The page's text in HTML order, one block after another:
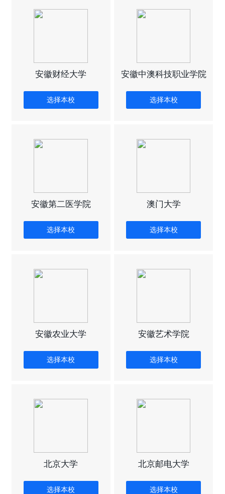
安徽财经大学
选择本校
安徽中澳科技职业学院
选择本校
安徽第二医学院
选择本校
澳门大学
选择本校
安徽农业大学
选择本校
安徽艺术学院
选择本校
北京大学
选择本校
北京邮电大学
选择本校